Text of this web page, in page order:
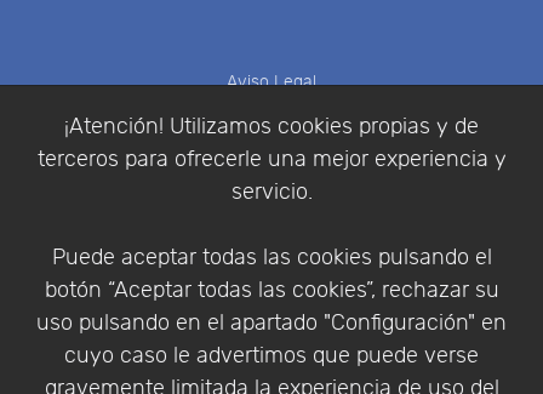
¡Atención! Utilizamos cookies propias y de
terceros para ofrecerle una mejor experiencia y
servicio.
Puede aceptar todas las cookies pulsando el
botón “Aceptar todas las cookies”, rechazar su
uso pulsando en el apartado "Configuración" en
cuyo caso le advertimos que puede verse
gravemente limitada la experiencia de uso del
Aviso Legal
Política de Privacidad
Condiciones de compra
Identificarse
Empresa|Aviso Legal| Política de Privacidad |